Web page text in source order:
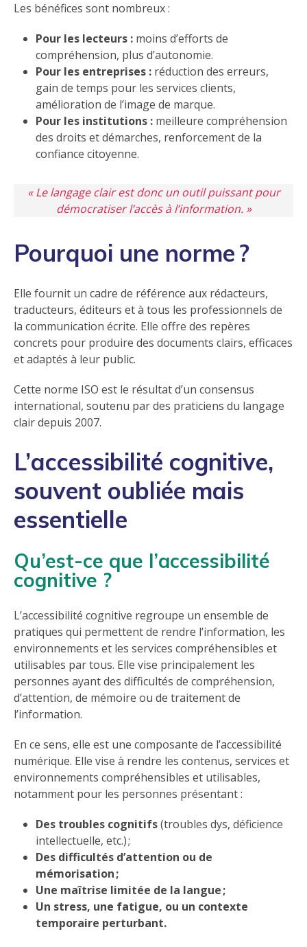
Les bénéfices sont nombreux :
Pour les lecteurs : moins d’efforts de
compréhension, plus d’autonomie.
Pour les entreprises : réduction des erreurs,
gain de temps pour les services clients,
amélioration de l’image de marque.
Pour les institutions : meilleure compréhension
des droits et démarches, renforcement de la
confiance citoyenne.
« Le langage clair est donc un outil puissant pour
démocratiser l’accès à l’information. »
Pourquoi une norme ?
Elle fournit un cadre de référence aux rédacteurs,
traducteurs, éditeurs et à tous les professionnels de
la communication écrite. Elle offre des repères
concrets pour produire des documents clairs, efficaces
et adaptés à leur public.
Cette norme ISO est le résultat d’un consensus
international, soutenu par des praticiens du langage
clair depuis 2007.
L’accessibilité cognitive,
souvent oubliée mais
essentielle
Qu’est-ce que l’accessibilité
cognitive ?
L’accessibilité cognitive regroupe un ensemble de
pratiques qui permettent de rendre l’information, les
environnements et les services compréhensibles et
utilisables par tous. Elle vise principalement les
personnes ayant des difficultés de compréhension,
d’attention, de mémoire ou de traitement de
l’information.
En ce sens, elle est une composante de l’accessibilité
numérique. Elle vise à rendre les contenus, services et
environnements compréhensibles et utilisables,
notamment pour les personnes présentant :
Des troubles cognitifs(troubles dys, déficience
intellectuelle, etc.) ;
Des difficultés d’attention ou de
mémorisation ;
Une maîtrise limitée de la langue ;
Un stress, une fatigue, ou un contexte
temporaire perturbant.